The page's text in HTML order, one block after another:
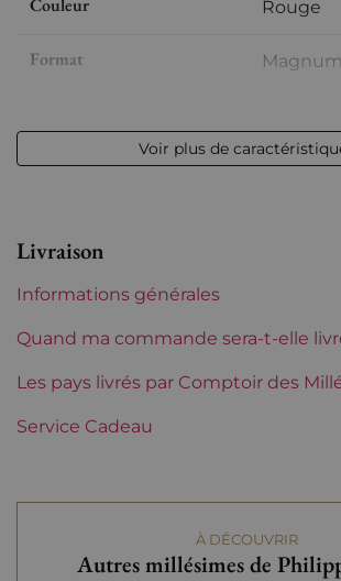
Couleur Rouge
Format
Volume 12,50 %
Etiquette Parfaite
Région Loire
Maturité
De 80 à
Voir plus de
Livraison
Informations générales
Quand ma commande sera-t-elle
Les pays livrés par Comptoir des
Service Cadeau
À DÉCOUVRIR
Autres millésimes de